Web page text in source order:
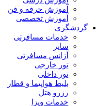
آموزش حرفه و فن
آموزش تخصصی
گردشگری
خدمات مسافرتی
سایر
آژانس مسافرتی
تور خارجی
تور داخلی
بلیط هواپیما و قطار
رزرو هتل
خدمات ویزا